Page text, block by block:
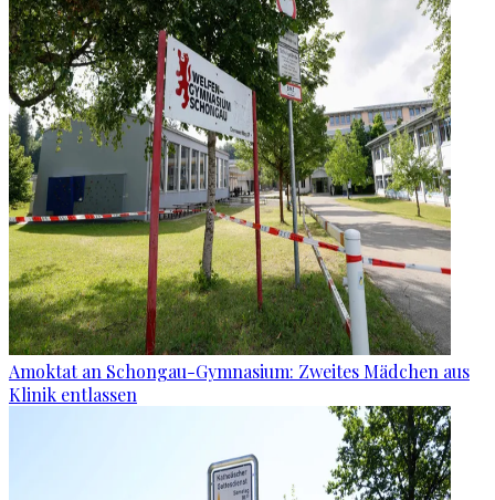
Amoktat an Schongau-Gymnasium: Zweites Mädchen aus
Klinik entlassen